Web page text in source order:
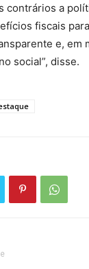
contrários a
fiscais
e, em
social”, disse.